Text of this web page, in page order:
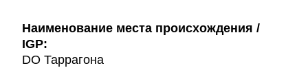
Наименование места происхождения /
IGP:
DO Таррагона